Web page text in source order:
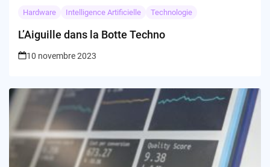
Hardware Intelligence Artificielle Technologie
L’Aiguille dans la Botte Techno
10 novembre 2023